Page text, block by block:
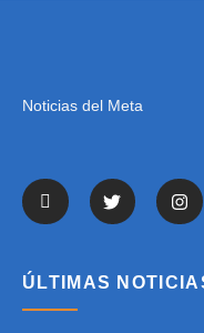
Noticias del Meta
ÚLTIMAS